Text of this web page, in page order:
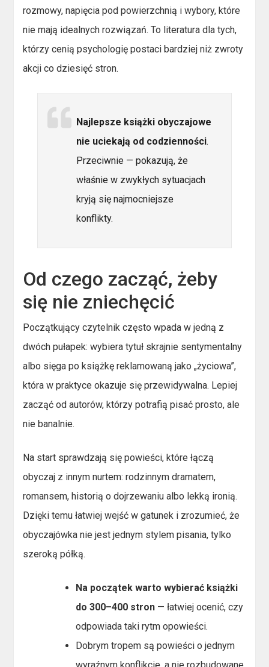
rozmowy, napięcia pod powierzchnią i wybory, które
nie mają idealnych rozwiązań. To literatura dla tych,
którzy cenią psychologię postaci bardziej niż zwroty
akcji co dziesięć stron.
Najlepsze książki obyczajowe
nie uciekają od codzienności.
Przeciwnie — pokazują, że
właśnie w zwykłych sytuacjach
kryją się najmocniejsze
konflikty.
Od czego zacząć, żeby
się nie zniechęcić
Początkujący czytelnik często wpada w jedną z
dwóch pułapek: wybiera tytuł skrajnie sentymentalny
albo sięga po książkę reklamowaną jako „życiowa”,
która w praktyce okazuje się przewidywalna. Lepiej
zacząć od autorów, którzy potrafią pisać prosto, ale
nie banalnie.
Na start sprawdzają się powieści, które łączą
obyczaj z innym nurtem: rodzinnym dramatem,
romansem, historią o dojrzewaniu albo lekką ironią.
Dzięki temu łatwiej wejść w gatunek i zrozumieć, że
obyczajówka nie jest jednym stylem pisania, tylko
szeroką półką.
Na początek warto wybierać książki
do 300–400 stron — łatwiej ocenić, czy
odpowiada taki rytm opowieści.
Dobrym tropem są powieści o jednym
wyraźnym konflikcie, a nie rozbudowane